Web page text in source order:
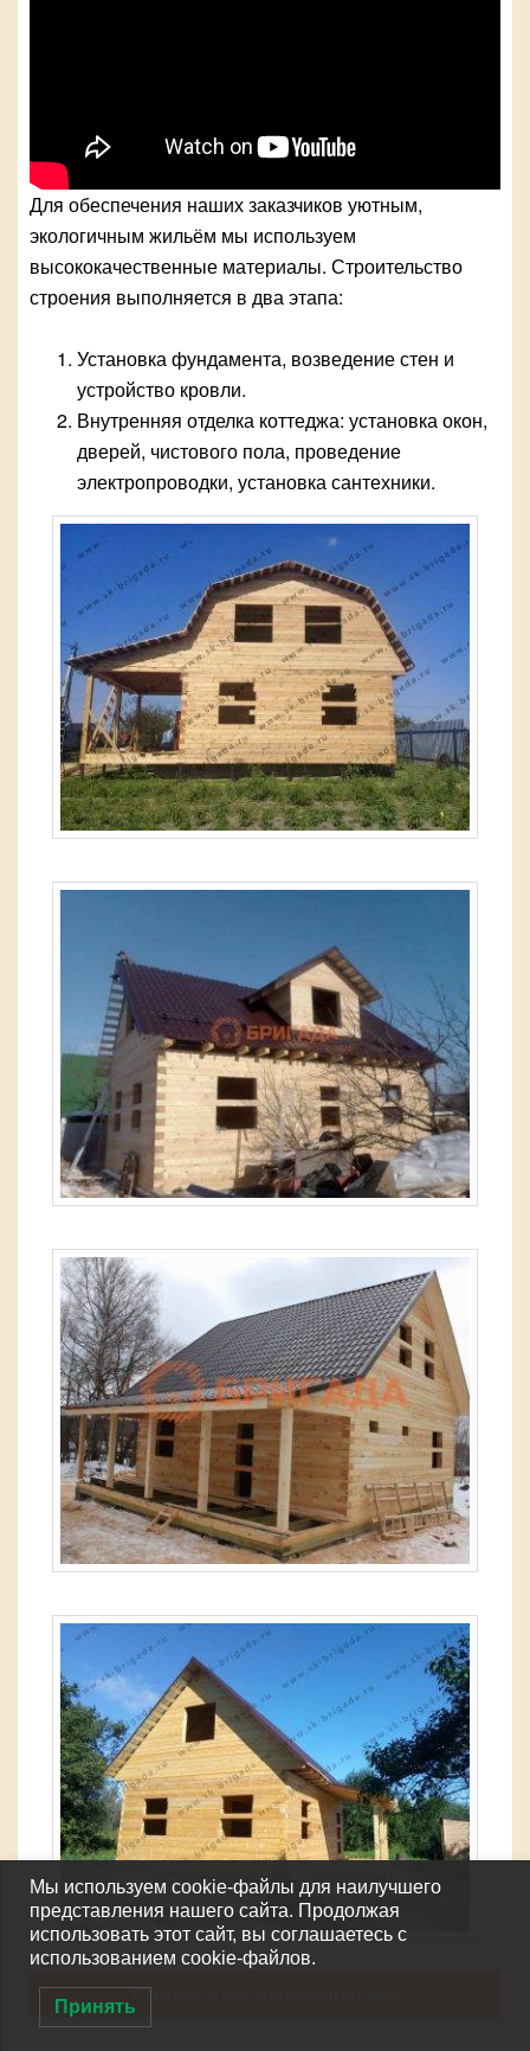
Для обеспечения наших заказчиков уютным,
экологичным жильём мы используем
высококачественные материалы. Строительство
строения выполняется в два этапа:
Установка фундамента, возведение стен и
устройство кровли.
Внутренняя отделка коттеджа: установка окон,
дверей, чистового пола, проведение
электропроводки, установка сантехники.
Смотреть все фоторепортажи
Мы используем cookie-файлы для наилучшего
представления нашего сайта. Продолжая
использовать этот сайт, вы соглашаетесь с
использованием cookie-файлов.
Принять